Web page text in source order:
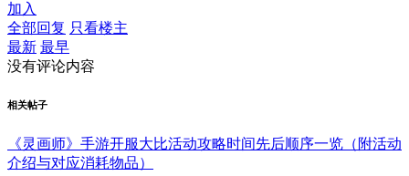
加入
全部回复 只看楼主
最新 最早
没有评论内容
相关帖子
《灵画师》手游开服大比活动攻略时间先后顺序一览（附活动
介绍与对应消耗物品）